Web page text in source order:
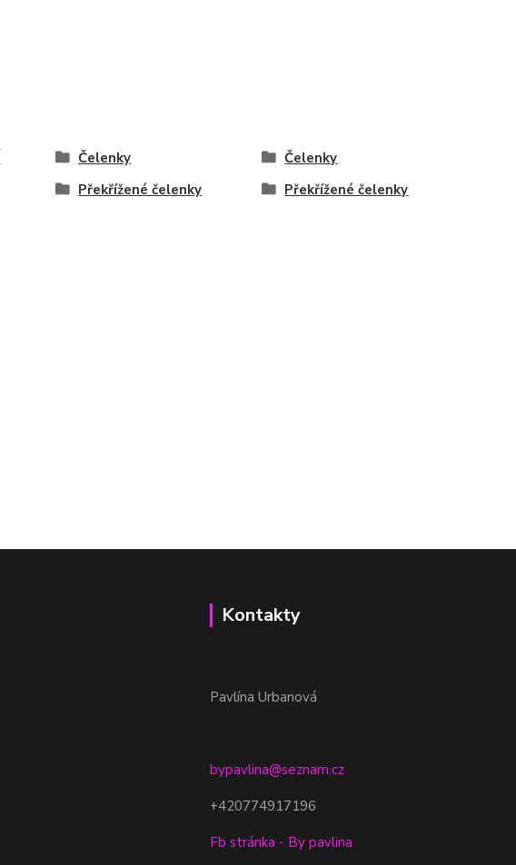
Čelenky
Čelenky
Překřížené čelenky Překřížené čelenky
Kontakty
Pavlína Urbanová
bypavlina@seznam.cz
+420774917196
Fb stránka - By pavlina